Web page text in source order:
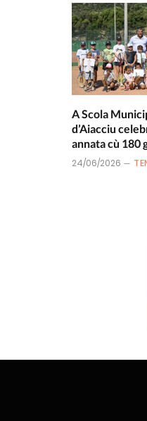
A Scola
d’Aiacciu
annata cù 180
24/06/2026